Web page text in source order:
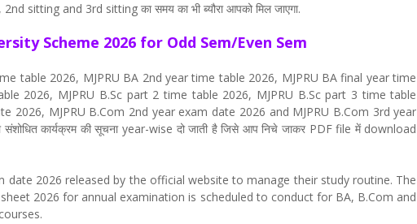
sitting and 3rd sitting का समय का भी ब्यौरा आपको मिल जाएगा.
Scheme 2026 for Odd Sem/Even Sem
time table 2026, MJPRU BA 2nd year time table 2026, MJPRU BA final year time
2026, MJPRU B.Sc part 2 time table 2026, MJPRU B.Sc part 3 time table
2026, MJPRU B.Com 2nd year exam date 2026 and MJPRU B.Com 3rd year
कार्यक्रम की सूचना year-wise दो जाती है जिसे आप निचे जाकर PDF file में download
date 2026 released by the official website to manage their study routine. The
2026 for annual examination is scheduled to conduct for BA, B.Com and